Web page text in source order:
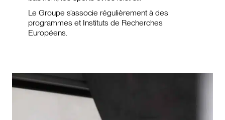
Le Groupe s’associe régulièrement à des
programmes et Instituts de Recherches
Européens.